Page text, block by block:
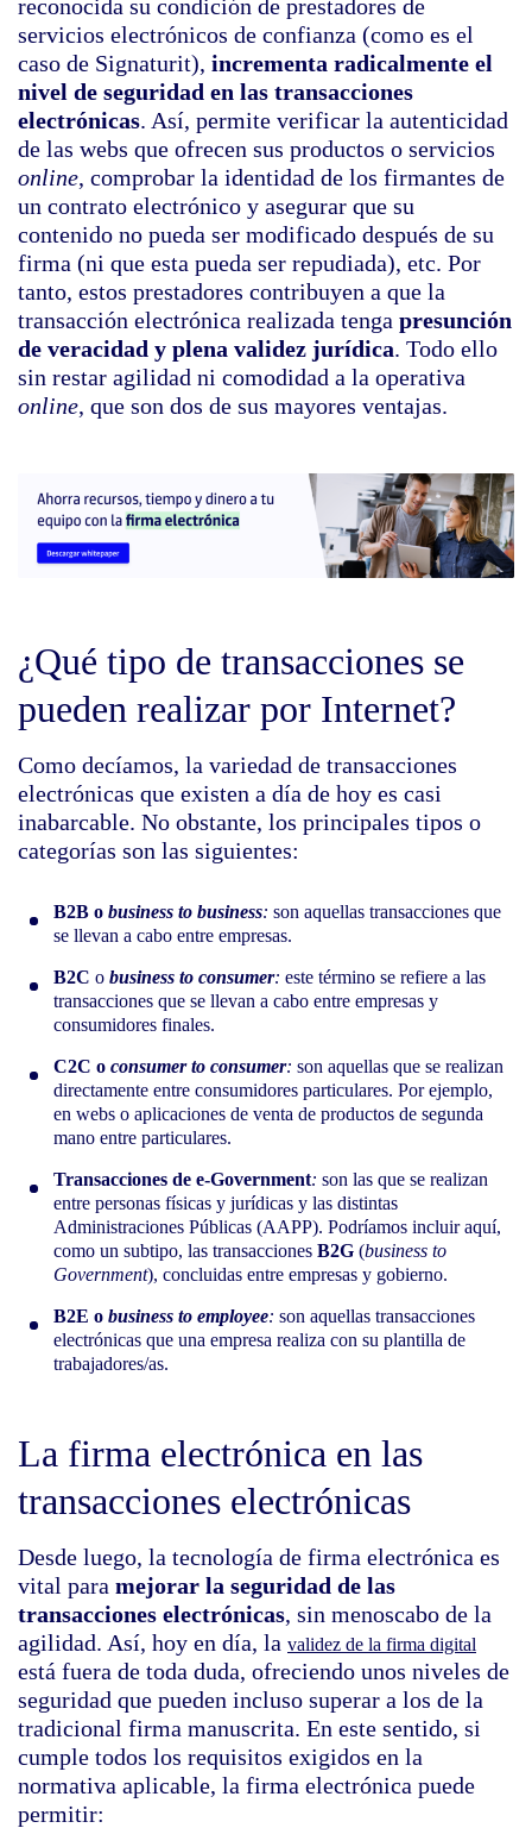
reconocida su condición de prestadores de
servicios electrónicos de confianza (como es el
caso de Signaturit), incrementa radicalmente el
nivel de seguridad en las transacciones
electrónicas. Así, permite verificar la autenticidad
de las webs que ofrecen sus productos o servicios
online, comprobar la identidad de los firmantes de
un contrato electrónico y asegurar que su
contenido no pueda ser modificado después de su
firma (ni que esta pueda ser repudiada), etc. Por
tanto, estos prestadores contribuyen a que la
transacción electrónica realizada tenga presunción
de veracidad y plena validez jurídica. Todo ello
sin restar agilidad ni comodidad a la operativa
online, que son dos de sus mayores ventajas.
¿Qué tipo de transacciones se
pueden realizar por Internet?
Como decíamos, la variedad de transacciones
electrónicas que existen a día de hoy es casi
inabarcable. No obstante, los principales tipos o
categorías son las siguientes:
B2B o business to business: son aquellas transacciones que
se llevan a cabo entre empresas.
B2C o business to consumer: este término se refiere a las
transacciones que se llevan a cabo entre empresas y
consumidores finales.
C2C o consumer to consumer: son aquellas que se realizan
directamente entre consumidores particulares. Por ejemplo,
en webs o aplicaciones de venta de productos de segunda
mano entre particulares.
Transacciones de e-Government: son las que se realizan
entre personas físicas y jurídicas y las distintas
Administraciones Públicas (AAPP). Podríamos incluir aquí,
como un subtipo, las transacciones B2G (business to
Government), concluidas entre empresas y gobierno.
B2E o business to employee: son aquellas transacciones
electrónicas que una empresa realiza con su plantilla de
trabajadores/as.
La firma electrónica en las
transacciones electrónicas
Desde luego, la tecnología de firma electrónica es
vital para mejorar la seguridad de las
transacciones electrónicas, sin menoscabo de la
agilidad. Así, hoy en día, la validez de la firma digital
está fuera de toda duda, ofreciendo unos niveles de
seguridad que pueden incluso superar a los de la
tradicional firma manuscrita. En este sentido, si
cumple todos los requisitos exigidos en la
normativa aplicable, la firma electrónica puede
permitir: